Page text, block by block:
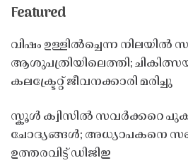
Featured
വിഷം ഉള്ളിൽച്ചെന്ന നിലയിൽ
ആശുപത്രിയിലെത്തി;
കലക്ട്രേറ്റ് ജീവനക്കാരി മരിച്ചു
സ്കൂൾ ക്വിസിൽ സവർക്കറെ
ചോദ്യങ്ങൾ; അധ്യാപകനെ
ഉത്തരവിട്ട് ഡിജിഇ